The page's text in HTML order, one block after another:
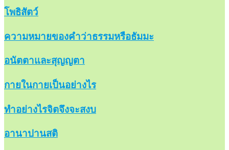
โพธิสัตว์
ความหมายของคำว่าธรรมหรือธัมมะ
อนัตตาและสุญญตา
กายในกายเป็นอย่างไร
ทำอย่างไรจิตจึงจะสงบ
อานาปานสติ